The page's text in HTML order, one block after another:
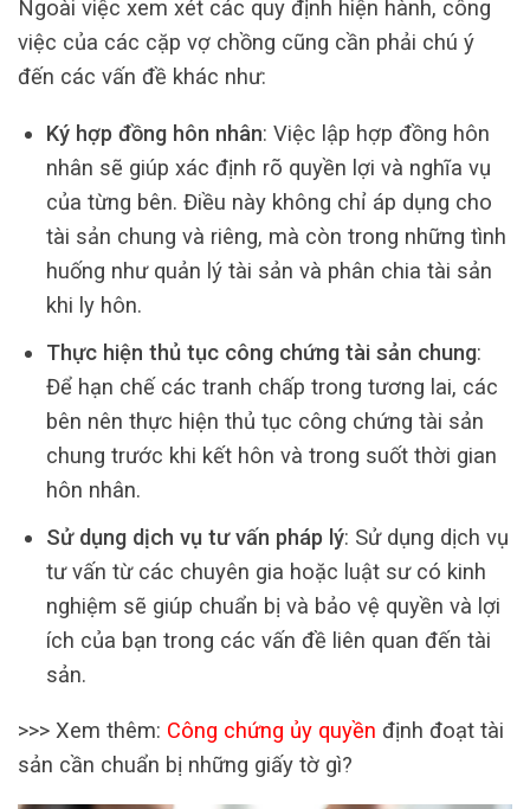
Ngoài việc xem xét các quy định hiện hành, công
việc của các cặp vợ chồng cũng cần phải chú ý
đến các vấn đề khác như:
Ký hợp đồng hôn nhân: Việc lập hợp đồng hôn
nhân sẽ giúp xác định rõ quyền lợi và nghĩa vụ
của từng bên. Điều này không chỉ áp dụng cho
tài sản chung và riêng, mà còn trong những tình
huống như quản lý tài sản và phân chia tài sản
khi ly hôn.
Thực hiện thủ tục công chứng tài sản chung:
Để hạn chế các tranh chấp trong tương lai, các
bên nên thực hiện thủ tục công chứng tài sản
chung trước khi kết hôn và trong suốt thời gian
hôn nhân.
Sử dụng dịch vụ tư vấn pháp lý: Sử dụng dịch vụ
tư vấn từ các chuyên gia hoặc luật sư có kinh
nghiệm sẽ giúp chuẩn bị và bảo vệ quyền và lợi
ích của bạn trong các vấn đề liên quan đến tài
sản.
>>> Xem thêm: Công chứng ủy quyền định đoạt tài
sản cần chuẩn bị những giấy tờ gì?